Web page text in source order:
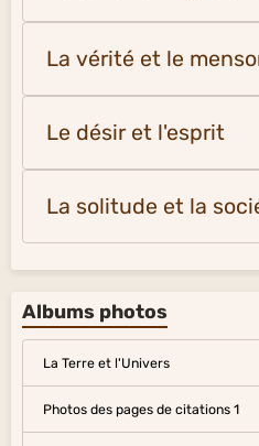
La vérité et le
Le désir et l'esprit
La solitude et la
Albums photos
La Terre et l'Univers
Photos des pages de citations 1